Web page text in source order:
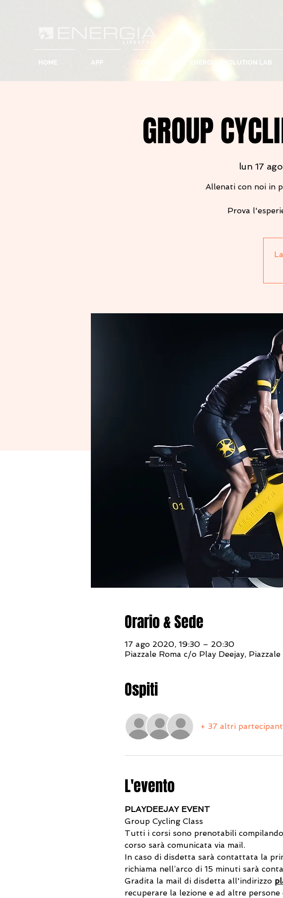
HOME APP CORSI ENERGIA EVOLUTION LAB
GROUP
lun 17 ago
Allenati con noi in
Prova
Orario & Sede
17 ago 2020, 19:30 – 20:30
Piazzale Roma c/o Play Deejay,
Ospiti
+ 37 altri
L'evento
PLAYDEEJAY EVENT
Group Cycling Class
Tutti i corsi sono prenotabili
corso sarà comunicata via mail.
In caso di disdetta sarà contattata la
richiama nell’arco di 15 minuti sarà
Gradita la mail di disdetta all'indirizzo
recuperare la lezione e ad altre